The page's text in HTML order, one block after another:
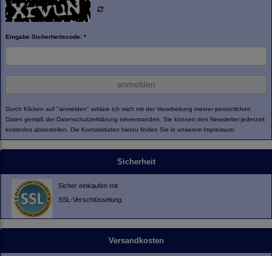
Eingabe Sicherheitscode: *
anmelden
Durch Klicken auf "anmelden" erkläre ich mich mit der Verarbeitung meiner persönlichen
Daten gemäß der Datenschutzerklärung einverstanden. Sie können den Newsletter jederzeit
kostenlos abbestellen. Die Kontaktdaten hierzu finden Sie in unserem Impressum.
Sicherheit
Sicher einkaufen mit
SSL-Verschlüsselung.
Versandkosten